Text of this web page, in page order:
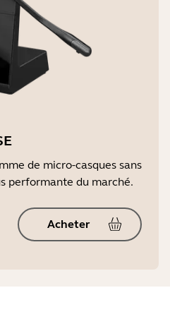
de micro-casques sans
performante du marché.
Acheter